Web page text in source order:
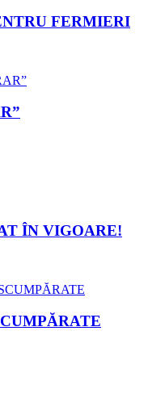
FERMIERI
ÎN VIGOARE!